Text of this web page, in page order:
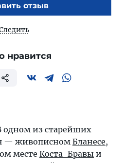
отзыв
нравится
одном из старейших
— живописном Бланесе,
месте Коста-Бравы и